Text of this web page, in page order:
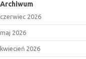
Archiwum
czerwiec 2026
maj 2026
kwiecień 2026